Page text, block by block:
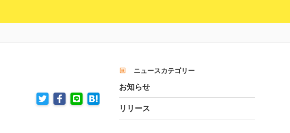
list_alt ニュースカテゴリー
お知らせ
リリース